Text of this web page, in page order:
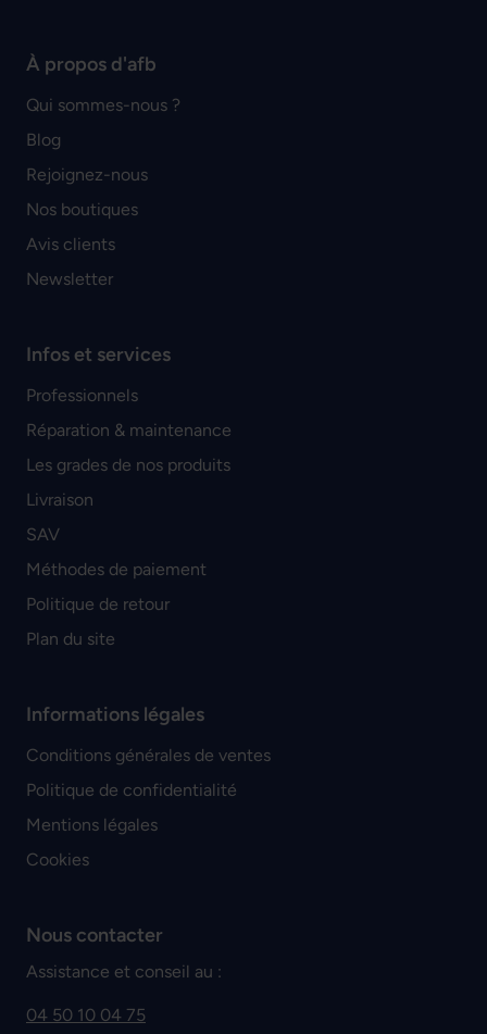
À propos d'afb
Qui sommes-nous ?
Blog
Rejoignez-nous
Nos boutiques
Avis clients
Newsletter
Infos et services
Professionnels
Réparation & maintenance
Les grades de nos produits
Livraison
SAV
Méthodes de paiement
Politique de retour
Plan du site
Informations légales
Conditions générales de ventes
Politique de confidentialité
Mentions légales
Cookies
Nous contacter
Assistance et conseil au :
04 50 10 04 75